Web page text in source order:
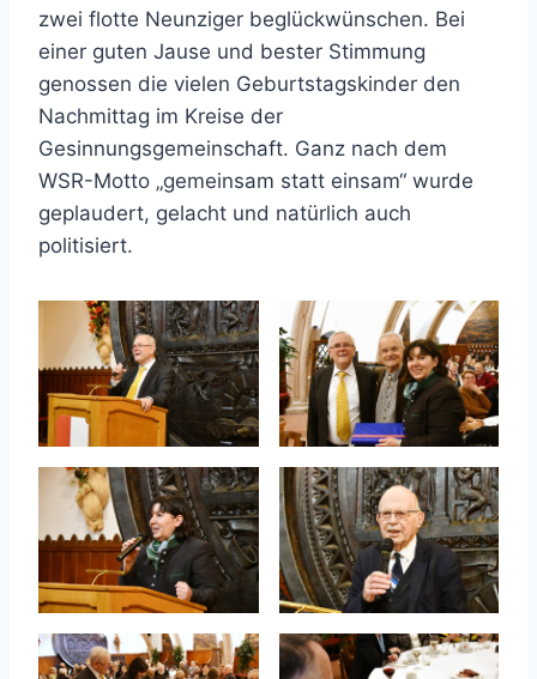
zwei flotte Neunziger beglückwünschen. Bei
einer guten Jause und bester Stimmung
genossen die vielen Geburtstagskinder den
Nachmittag im Kreise der
Gesinnungsgemeinschaft. Ganz nach dem
WSR-Motto „gemeinsam statt einsam“ wurde
geplaudert, gelacht und natürlich auch
politisiert.